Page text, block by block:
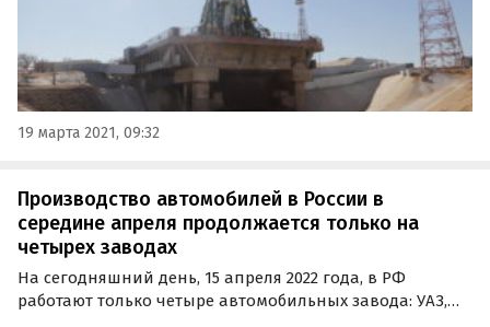
19 марта 2021, 09:32
Производство автомобилей в России в
середине апреля продолжается только на
четырех заводах
На сегодняшний день, 15 апреля 2022 года, в РФ
работают только четыре автомобильных завода: УАЗ,